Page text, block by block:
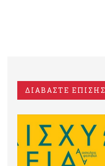
ΔΙΑΒΑΣΤΕ ΕΠΙΣΗΣ